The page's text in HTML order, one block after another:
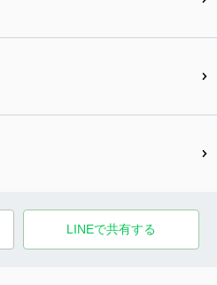
LINEで共有する